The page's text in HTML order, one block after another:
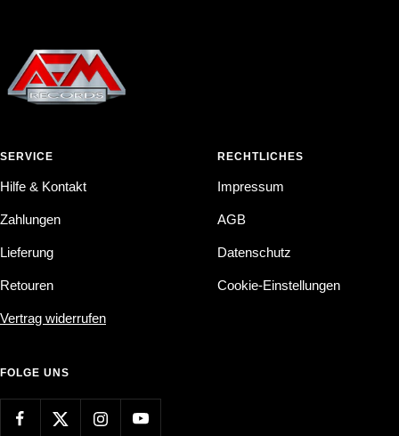
SERVICE
Hilfe & Kontakt
Zahlungen
Lieferung
Retouren
Vertrag widerrufen
RECHTLICHES
Impressum
AGB
Datenschutz
Cookie-Einstellungen
FOLGE UNS